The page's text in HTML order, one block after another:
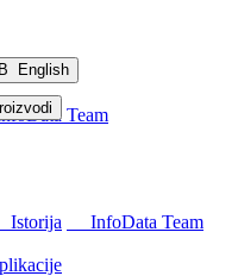
English
Team
Istorija
InfoData Team